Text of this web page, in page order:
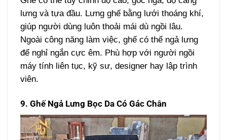
lưng và tựa đầu. Lưng ghế bằng lưới thoáng khí,
giúp người dùng luôn thoải mái dù ngồi lâu.
Ngoài công năng làm việc, ghế có thể ngả lưng
để nghỉ ngắn cực êm. Phù hợp với người ngồi
máy tính liên tục, kỹ sư, designer hay lập trình
viên.
9. Ghế Ngả Lưng Bọc Da Có Gác Chân